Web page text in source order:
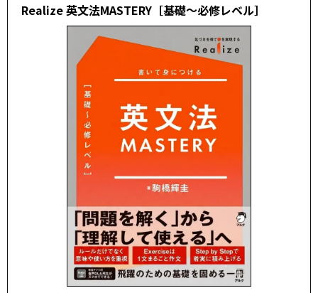
Realize 英文法MASTERY［基礎～必修レベル］